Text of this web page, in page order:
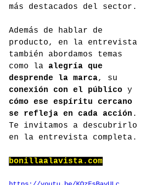
más destacados del sector.
Además de hablar de
producto, en la entrevista
también abordamos temas
como la alegría que
desprende la marca, su
conexión con el público y
cómo ese espíritu cercano
se refleja en cada acción .
Te invitamos a descubrirlo
en la entrevista completa.
bonillaalavista.com